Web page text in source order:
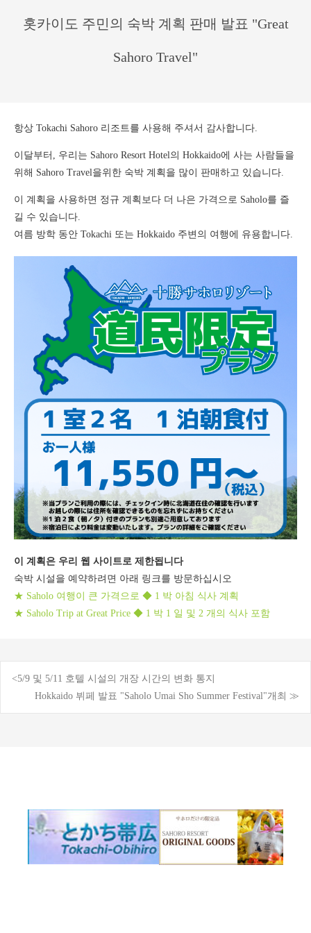
홋카이도 주민의 숙박 계획 판매 발표 "Great
Sahoro Travel"
항상 Tokachi Sahoro 리조트를 사용해 주셔서 감사합니다.
이달부터, 우리는 Sahoro Resort Hotel의 Hokkaido에 사는 사람들을
위해 Sahoro Travel을위한 숙박 계획을 많이 판매하고 있습니다.
이 계획을 사용하면 정규 계획보다 더 나은 가격으로 Saholo를 즐
길 수 있습니다.
여름 방학 동안 Tokachi 또는 Hokkaido 주변의 여행에 유용합니다.
이 계획은 우리 웹 사이트로 제한됩니다
숙박 시설을 예약하려면 아래 링크를 방문하십시오
★ Saholo 여행이 큰 가격으로 ◆ 1 박 아침 식사 계획
★ Saholo Trip at Great Price ◆ 1 박 1 일 및 2 개의 식사 포함
게
색
<5/9 및 5/11 호텔 시설의 개장 시간의 변화 통지
Hokkaido 뷔페 발표 "Saholo Umai Sho Summer Festival"개최 ≫